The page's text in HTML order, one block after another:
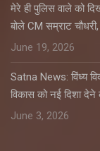
मेरे ही पुलिस वाले को
बोले CM सम्राट
June 19, 2026
Satna News: विंध्य
विकास को नई दिशा
June 3, 2026